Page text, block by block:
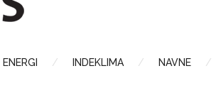
ENERGI INDEKLIMA NAVNE